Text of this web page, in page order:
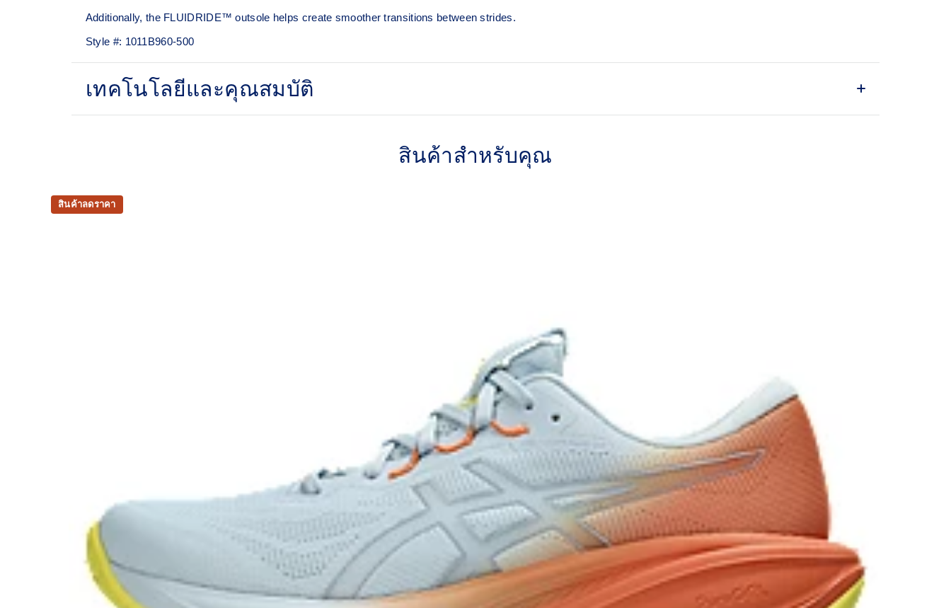
Additionally, the FLUIDRIDE™ outsole helps create smoother transitions between strides.
Style #: 1011B960-500
เทคโนโลยีและคุณสมบัติ
FLUIDRIDE™ outsole
Reflective details
สินค้าสำหรับคุณ
สินค้าลดราคา